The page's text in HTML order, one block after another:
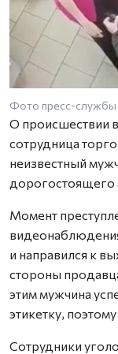
Фото пресс-службы
О происшествии
сотрудница
неизвестный
дорогостоящего
Момент
и направился к
стороны
этим мужчина
этикетку,
Сотрудники